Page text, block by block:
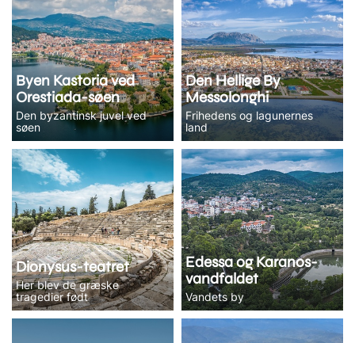
Byen Kastoria ved
Orestiada-søen
Den byzantinsk juvel ved
søen
Den Hellige By
Messolonghi
Frihedens og lagunernes
land
Dionysus-teatret
Her blev de græske
tragedier født
Edessa og Karanos-
vandfaldet
Vandets by